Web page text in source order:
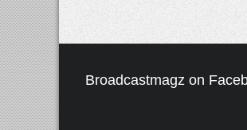
Broadcastmagz on